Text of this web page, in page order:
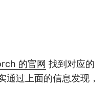
的官网 找到对应的
通过上面的信息发现，